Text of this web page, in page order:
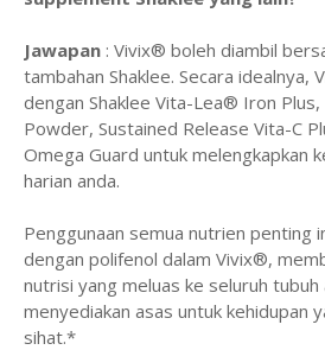
Jawapan : Vivix® boleh diambil
tambahan Shaklee. Secara idealnya,
dengan Shaklee Vita-Lea® Iron Plus,
Powder, Sustained Release Vita-C
Omega Guard untuk melengkapkan
harian anda.
Penggunaan semua nutrien penting
dengan polifenol dalam Vivix®,
nutrisi yang meluas ke seluruh tubuh
menyediakan asas untuk kehidupan
sihat.*